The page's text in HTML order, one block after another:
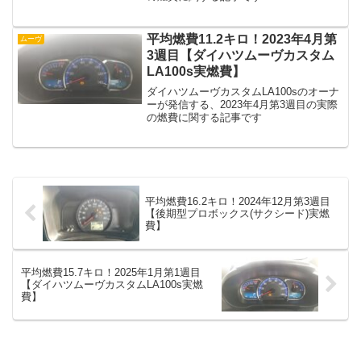
ムーヴ
平均燃費11.2キロ！2023年4月第
3週目【ダイハツムーヴカスタム
LA100s実燃費】
ダイハツムーヴカスタムLA100sのオーナ
ーが発信する、2023年4月第3週目の実際
の燃費に関する記事です
平均燃費16.2キロ！2024年12月第3週目
【後期型プロボックス(サクシード)実燃
費】
平均燃費15.7キロ！2025年1月第1週目
【ダイハツムーヴカスタムLA100s実燃
費】